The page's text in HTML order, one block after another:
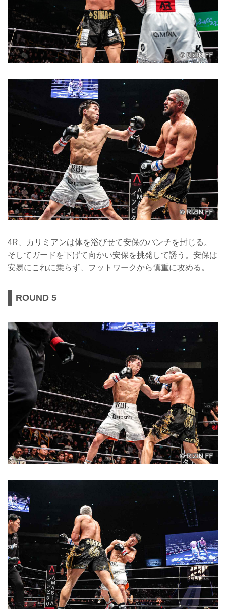
4R、カリミアンは体を浴びせて安保のパンチを封じる。
そしてガードを下げて向かい安保を挑発して誘う。安保は
安易にこれに乗らず、フットワークから慎重に攻める。
ROUND 5